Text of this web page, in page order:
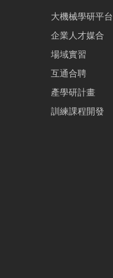
大機械學研平台
企業人才媒合
場域實習
互通合聘
產學研計畫
訓練課程開發